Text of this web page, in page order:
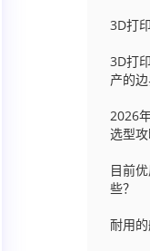
3D打
3D打
产的
2026
选型
目前
些？
耐用